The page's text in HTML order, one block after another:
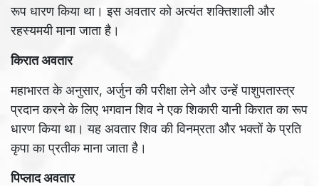
रूप धारण किया था। इस अवतार को अत्यंत शक्तिशाली और
रहस्यमयी माना जाता है।
किरात अवतार
महाभारत के अनुसार, अर्जुन की परीक्षा लेने और उन्हें पाशुपतास्त्र
प्रदान करने के लिए भगवान शिव ने एक शिकारी यानी किरात का रूप
धारण किया था। यह अवतार शिव की विनम्रता और भक्तों के प्रति
कृपा का प्रतीक माना जाता है।
पिप्लाद अवतार